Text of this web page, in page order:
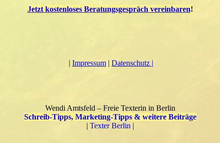
Jetzt kostenloses Beratungsgespräch vereinbaren!
| Impressum | Datenschutz |
Wendi Amtsfeld – Freie Texterin in Berlin
Schreib-Tipps, Marketing-Tipps & weitere Beiträge
| Texter Berlin |